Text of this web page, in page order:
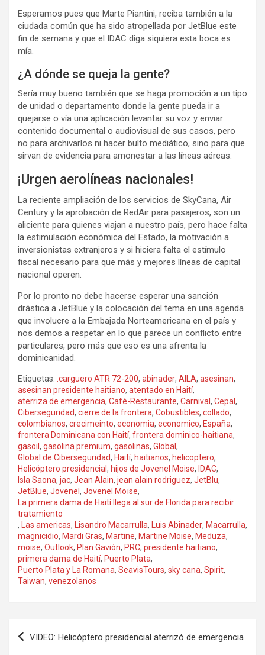
Esperamos pues que Marte Piantini, reciba también a la
ciudada común que ha sido atropellada por JetBlue este
fin de semana y que el IDAC diga siquiera esta boca es
mía.
¿A dónde se queja la gente?
Sería muy bueno también que se haga promoción a un tipo
de unidad o departamento donde la gente pueda ir a
quejarse o vía una aplicación levantar su voz y enviar
contenido documental o audiovisual de sus casos, pero
no para archivarlos ni hacer bulto mediático, sino para que
sirvan de evidencia para amonestar a las líneas aéreas.
¡Urgen aerolíneas nacionales!
La reciente ampliación de los servicios de SkyCana, Air
Century y la aprobación de RedAir para pasajeros, son un
aliciente para quienes viajan a nuestro país, pero hace falta
la estimulación económica del Estado, la motivación a
inversionistas extranjeros y si hiciera falta el estímulo
fiscal necesario para que más y mejores líneas de capital
nacional operen.
Por lo pronto no debe hacerse esperar una sanción
drástica a JetBlue y la colocación del tema en una agenda
que involucre a la Embajada Norteamericana en el país y
nos demos a respetar en lo que parece un conflicto entre
particulares, pero más que eso es una afrenta la
dominicanidad.
Etiquetas: .carguero ATR 72-200, abinader, AILA, asesinan,
asesinan presidente haitiano, atentado en Haití,
aterriza de emergencia, Café-Restaurante, Carnival , Cepal ,
Ciberseguridad, cierre de la frontera, Cobustibles, collado,
colombianos, crecimeinto, economia, economico, España,
frontera Dominicana con Haití, frontera dominico-haitiana,
gasoil , gasolina premium, gasolinas, Global ,
Global de Ciberseguridad, Haití, haitianos, helicoptero,
Helicóptero presidencial , hijos de Jovenel Moise, IDAC,
Isla Saona, jac, Jean Alain, jean alain rodriguez, JetBlu,
JetBlue, Jovenel , Jovenel Moïse,
La primera dama de Haití llega al sur de Florida para recibir
tratamiento
,
Las americas, Lisandro Macarrulla, Luis Abinader, Macarrulla,
magnicidio, Mardi Gras, Martine, Martine Moise, Meduza,
moise, Outlook, Plan Gavión, PRC, presidente haitiano,
primera dama de Haití, Puerto Plata,
Puerto Plata y La Romana, SeavisTours, sky cana, Spirit,
Taiwan, venezolanos
Navegación
VIDEO: Helicóptero presidencial aterrizó de emergencia